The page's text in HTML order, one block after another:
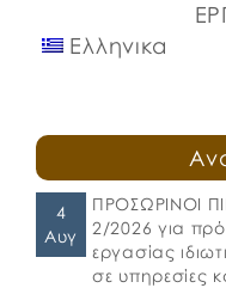
Ελληνικα
4
Αυγ
ΠΡΟΣΩΡΙΝΟΙ
2/2026 για
εργασίας
σε υπηρεσίες